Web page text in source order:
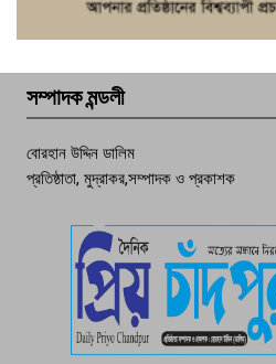
পচা দুর্গন্ধে
তরুণের
সম্পাদক মন্ডলী
বোরহান উদ্দিন ডালিম
প্রতিষ্ঠাতা, মুদ্রাকর,সম্পাদক ও প্রকাশক